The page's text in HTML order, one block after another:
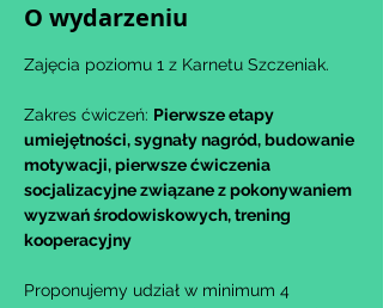
O wydarzeniu
Zajęcia poziomu 1 z Karnetu Szczeniak.
Zakres ćwiczeń: Pierwsze etapy
umiejętności, sygnały nagród, budowanie
motywacji, pierwsze ćwiczenia
socjalizacyjne związane z pokonywaniem
wyzwań środowiskowych, trening
kooperacyjny
Proponujemy udział w minimum 4